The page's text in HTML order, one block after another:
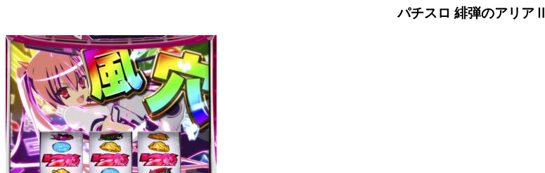
パチスロ 緋弾のアリアⅡ